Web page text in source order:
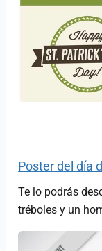
Poster del día
Te lo podrás
tréboles y un